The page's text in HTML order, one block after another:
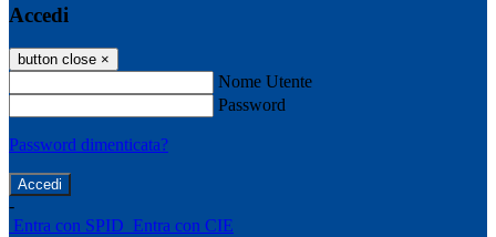
Accedi
button close ×
Nome Utente
Password
Password dimenticata?
-
Entra con SPID Entra con CIE